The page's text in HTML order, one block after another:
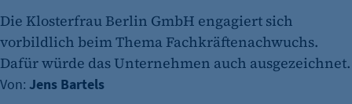
Die Klosterfrau Berlin GmbH engagiert sich
vorbildlich beim Thema Fachkräftenachwuchs.
Dafür würde das Unternehmen auch ausgezeichnet.
Von: Jens Bartels